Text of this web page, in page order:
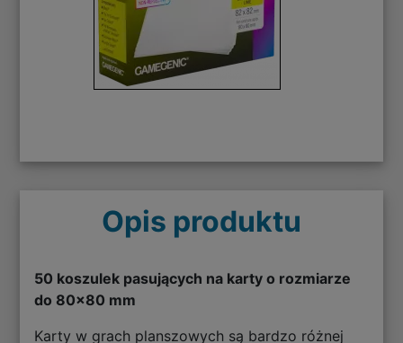
Opis produktu
50 koszulek pasujących na karty o rozmiarze
do 80x80 mm
Karty w grach planszowych są bardzo różnej